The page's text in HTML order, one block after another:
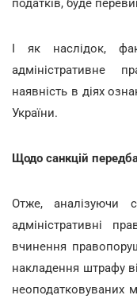
податків, буде
І як наслідок,
адміністративне
наявність в діях
України.
Щодо санкцій
Отже, аналізуючи
адміністративні
вчинення
накладення штрафу
неоподатковуваних